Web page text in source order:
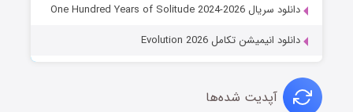
دانلود سریال One Hundred Years of Solitude 2024-2026
دانلود انیمیشن تکامل Evolution 2026
آپدیت شده‌ها